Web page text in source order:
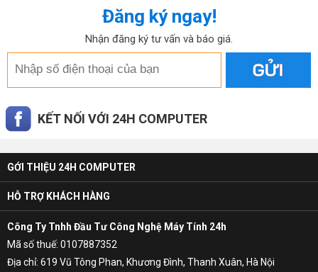
Đăng ký ngay!
Nhận đăng ký tư vấn và báo giá.
KẾT NỐI VỚI 24H COMPUTER
GỚI THIỆU 24H COMPUTER
HỖ TRỢ KHÁCH HÀNG
Công Ty Tnhh Đầu Tư Công Nghệ Máy Tính 24h
Mã số thuế: 0107887352
Địa chỉ: 619 Vũ Tông Phan, Khương Đình, Thanh Xuân, Hà Nội